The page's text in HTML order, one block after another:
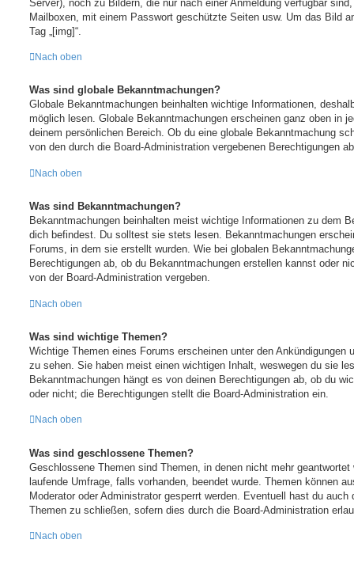
Server), noch zu Bildern, die nur nach einer Anmeldung verfügbar
Mailboxen, mit einem Passwort geschützte Seiten usw. Um das Bild
Tag „[img]“.
Nach oben
Was sind globale Bekanntmachungen?
Globale Bekanntmachungen beinhalten wichtige Informationen,
möglich lesen. Globale Bekanntmachungen erscheinen ganz oben in
deinem persönlichen Bereich. Ob du eine globale Bekanntmachung
von den durch die Board-Administration vergebenen Berechtigungen
Nach oben
Was sind Bekanntmachungen?
Bekanntmachungen beinhalten meist wichtige Informationen zu dem
dich befindest. Du solltest sie stets lesen. Bekanntmachungen
Forums, in dem sie erstellt wurden. Wie bei globalen
Berechtigungen ab, ob du Bekanntmachungen erstellen kannst oder
von der Board-Administration vergeben.
Nach oben
Was sind wichtige Themen?
Wichtige Themen eines Forums erscheinen unter den Ankündigungen
zu sehen. Sie haben meist einen wichtigen Inhalt, weswegen du sie
Bekanntmachungen hängt es von deinen Berechtigungen ab, ob du
oder nicht; die Berechtigungen stellt die Board-Administration ein.
Nach oben
Was sind geschlossene Themen?
Geschlossene Themen sind Themen, in denen nicht mehr
laufende Umfrage, falls vorhanden, beendet wurde. Themen können
Moderator oder Administrator gesperrt werden. Eventuell hast du
Themen zu schließen, sofern dies durch die Board-Administration
Nach oben